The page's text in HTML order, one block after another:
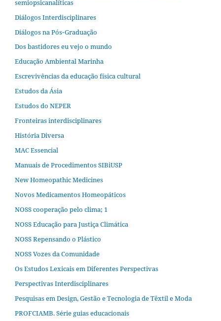
semiopsicanalíticas
Diálogos Interdisciplinares
Diálogos na Pós‐Graduação
Dos bastidores eu vejo o mundo
Educação Ambiental Marinha
Escrevivências da educação física cultural
Estudos da Ásia​
Estudos do NEPER
Fronteiras interdisciplinares
História Diversa
MAC Essencial
Manuais de Procedimentos SIBiUSP
New Homeopathic Medicines
Novos Medicamentos Homeopáticos
NOSS cooperação pelo clima; 1
NOSS Educação para Justiça Climática
NOSS Repensando o Plástico
NOSS Vozes da Comunidade
Os Estudos Lexicais em Diferentes Perspectivas
Perspectivas Interdisciplinares
Pesquisas em Design, Gestão e Tecnologia de Têxtil e Moda
PROFCIAMB. Série guias educacionais